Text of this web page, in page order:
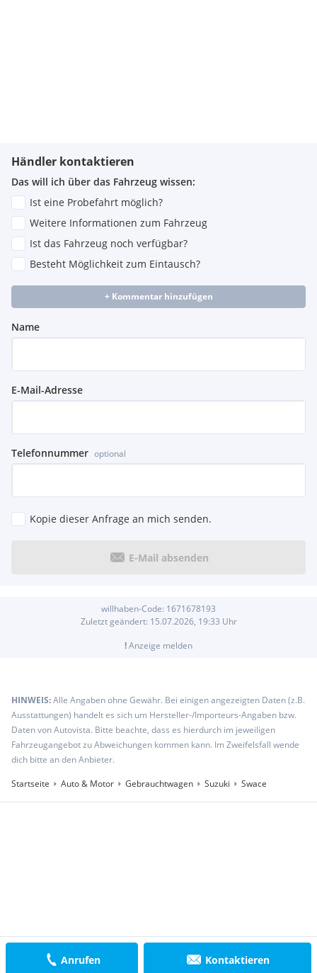
Anrufen Kontaktieren
Händler kontaktieren
Das will ich über das Fahrzeug wissen:
Ist eine Probefahrt möglich?
Weitere Informationen zum Fahrzeug
Ist das Fahrzeug noch verfügbar?
Besteht Möglichkeit zum Eintausch?
+ Kommentar hinzufügen
Name
E-Mail-Adresse
Telefonnummer optional
Kopie dieser Anfrage an mich senden.
E-Mail absenden
willhaben-Code: 1671678193
Zuletzt geändert: 15.07.2026, 19:33 Uhr
!Anzeige melden
HINWEIS:Alle Angaben ohne Gewähr. Bei einigen angezeigten Daten (z.B.
Ausstattungen) handelt es sich um Hersteller-/Importeurs-Angaben bzw.
Daten von Autovista. Bitte beachte, dass es hierdurch im jeweiligen
Fahrzeugangebot zu Abweichungen kommen kann. Im Zweifelsfall wende
dich bitte an den Anbieter.
Startseite
Auto & Motor Gebrauchtwagen Suzuki Swace